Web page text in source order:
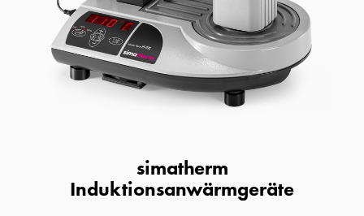
simatherm
Induktionsanwärmgeräte